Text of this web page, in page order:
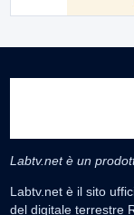
Labtv.net è un
Labtv.net è il sito
del digitale terrestre